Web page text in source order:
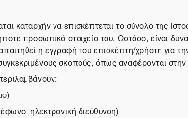
καταρχήν να επισκέπτεται το σύνολο της
προσωπικό στοιχείο του. Ωστόσο, είναι
η εγγραφή του επισκέπτη/χρήστη για
σκοπούς, όπως αναφέρονται
ηλεκτρονική διεύθυνση)